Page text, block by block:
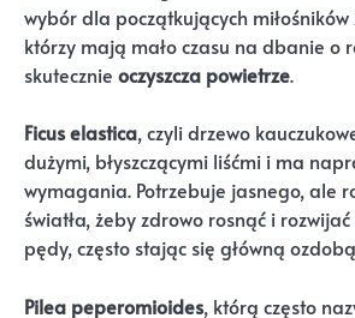
wybór dla początkujących
którzy mają mało czasu na dbanie o
skutecznie oczyszcza powietrze.
Ficus elastica, czyli drzewo
dużymi, błyszczącymi liśćmi i ma
wymagania. Potrzebuje jasnego, ale
światła, żeby zdrowo rosnąć i
pędy, często stając się główną
Pilea peperomioides, którą często